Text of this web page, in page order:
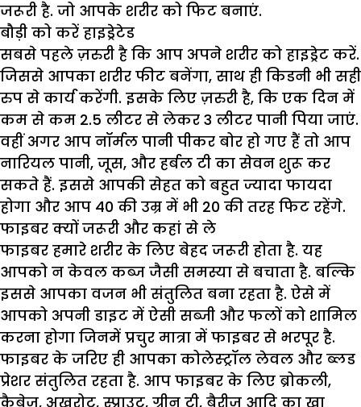
जरूरी है. जो आपके शरीर को फिट बनाएं.
बौड़ी को करें हाइड्रेटेड
सबसे पहले ज़रुरी है कि आप अपने शरीर को हाइड्रेट करें.
जिससे आपका शरीर फीट बनेंगा, साथ ही किडनी भी सही
रुप से कार्य करेंगी. इसके लिए ज़रुरी है, कि एक दिन में
कम से कम 2.5 लीटर से लेकर 3 लीटर पानी पिया जाएं.
वहीं अगर आप नॉर्मल पानी पीकर बोर हो गए हैं तो आप
नारियल पानी, जूस, और हर्बल टी का सेवन शुरू कर
सकते हैं. इससे आपकी सेहत को बहुत ज्यादा फायदा
होगा और आप 40 की उम्र में भी 20 की तरह फिट रहेंगे.
​फाइबर क्यों जरूरी और कहां से ले
फाइबर हमारे शरीर के लिए बेहद जरूरी होता है. यह
आपको न केवल कब्ज जैसी समस्या से बचाता है. बल्कि
इससे आपका वजन भी संतुलित बना रहता है. ऐसे में
आपको अपनी डाइट में ऐसी सब्जी और फलों को शामिल
करना होगा जिनमें प्रचुर मात्रा में फाइबर से भरपूर है.
फाइबर के जरिए ही आपका कोलेस्ट्रॉल लेवल और ब्लड
प्रेशर संतुलित रहता है. आप फाइबर के लिए ब्रोकली,
कैबेज, अखरोट, स्प्राउट, ग्रीन टी, बैरीज आदि का खा